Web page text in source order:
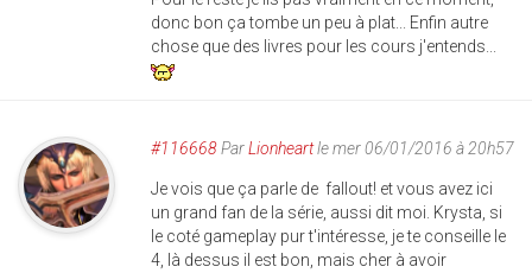
donc bon ça tombe un peu à plat... Enfin autre
chose que des livres pour les cours j'entends...
#116668ParLionheartle mer 06/01/2016 à 20h57
Je vois que ça parle de fallout! et vous avez ici
un grand fan de la série, aussi dit moi. Krysta, si
le coté gameplay pur t'intéresse, je te conseille le
4, là dessus il est bon, mais cher à avoir